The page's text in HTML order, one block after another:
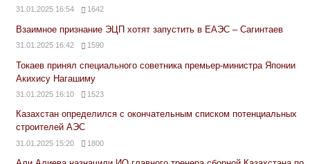
31.01.2025 16:54 1642
Взаимное признание ЭЦП хотят запустить в ЕАЭС – Сагинтаев
31.01.2025 16:42 1590
Токаев принял специального советника премьер-министра Японии
Акихису Нагашиму
31.01.2025 16:10 1523
Казахстан определился с окончательным списком потенциальных
строителей АЭС
31.01.2025 15:20 1800